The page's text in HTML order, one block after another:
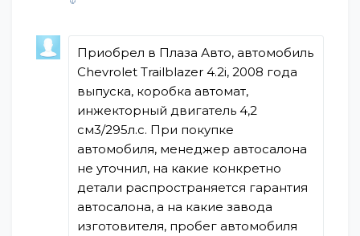
Приобрел в Плаза Авто, автомобиль
Chevrolet Trailblazer 4.2i, 2008 года
выпуска, коробка автомат,
инжекторный двигатель 4,2
см3/295л.с. При покупке
автомобиля, менеджер автосалона
не уточнил, на какие конкретно
детали распространяется гарантия
автосалона, а на какие завода
изготовителя, пробег автомобиля